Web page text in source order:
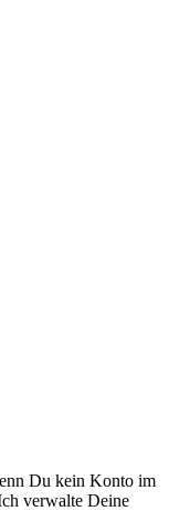
Du kein Konto im
verwalte Deine